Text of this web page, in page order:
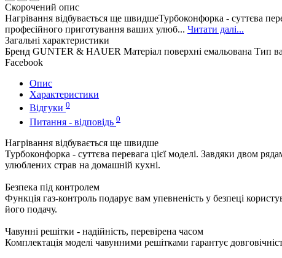
Скорочений опис
Нагрівання відбувається ще швидшеТурбоконфорка - суттєва
професійного приготування ваших улюб... Читати далі...
Загальні характеристики
Бренд GUNTER & HAUER Матеріал поверхні емальована Тип
Facebook
Опис
Характеристики
Відгуки 0
Питання - відповідь 0
Нагрівання відбувається ще швидше
Турбоконфорка - суттєва перевага цієї моделі. Завдяки двом
улюблених страв на домашній кухні.
Безпека під контролем
Функція газ-контроль подарує вам упевненість у безпеці
його подачу.
Чавунні решітки - надійність, перевірена часом
Комплектація моделі чавунними решітками гарантує